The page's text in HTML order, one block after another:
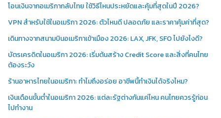
โอนเงินจากอเมริกากลับไทย ใช้วิธีไหนประหยัดและคุ้มที่สุดในปี 2026?
VPN สำหรับใช้ในอเมริกา 2026: ตัวไหนดี ปลอดภัย และราคาคุ้มค่าที่สุด?
เดินทางจากสนามบินอเมริกาเข้าเมือง 2026: LAX, JFK, SFO ไปยังไงดี?
บัตรเครดิตในอเมริกา 2026: เริ่มต้นสร้าง Credit Score และสิ่งที่คนไทย
ต้องระวัง
ร้านอาหารไทยในอเมริกา: ทำไมถึงอร่อย อาชีพนี้ทำเงินได้จริงไหม?
เงินเดือนขั้นต่ำในอเมริกา 2026: แต่ละรัฐต่างกันแค่ไหน คนไทยควรรู้ก่อน
ไปทำงาน